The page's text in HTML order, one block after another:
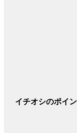
イチオシのポイン